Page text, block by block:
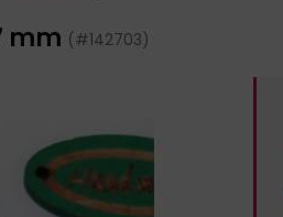
mm (#142703)